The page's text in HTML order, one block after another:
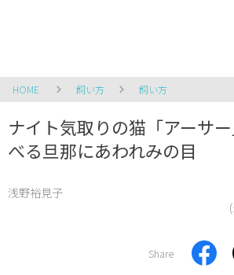
HOME 飼い方 飼い方
ナイト気取りの猫「アーサ
べる旦那にあわれみの目
浅野裕見子
Share